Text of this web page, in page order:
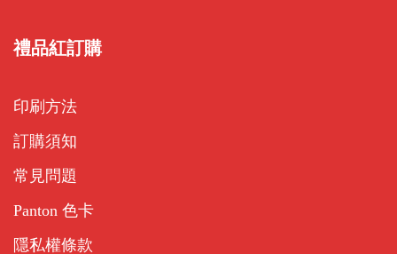
禮品紅訂購
印刷方法
訂購須知
常見問題
Panton 色卡
隱私權條款